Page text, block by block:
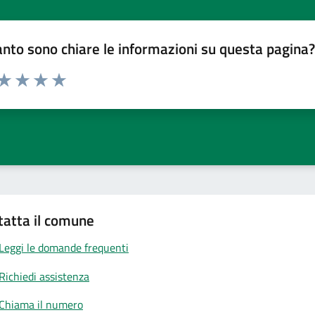
sono chiare le informazioni su questa pagina?
1 a 5 stelle la pagina
il comune
Leggi le domande frequenti
Richiedi assistenza
Chiama il numero